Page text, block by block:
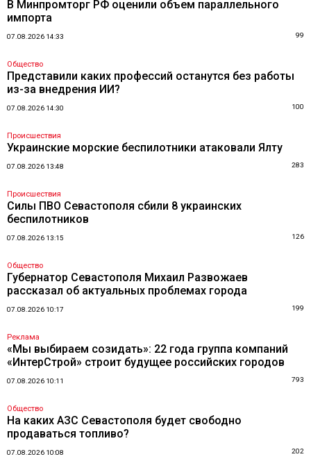
В Минпромторг РФ оценили объем параллельного
импорта
07.08.2026 14:33 99
Общество
Представили каких профессий останутся без работы
из-за внедрения ИИ?
07.08.2026 14:30 100
Происшествия
Украинские морские беспилотники атаковали Ялту
07.08.2026 13:48 283
Происшествия
Силы ПВО Севастополя сбили 8 украинских
беспилотников
07.08.2026 13:15 126
Общество
Губернатор Севастополя Михаил Развожаев
рассказал об актуальных проблемах города
07.08.2026 10:17 199
Реклама
«Мы выбираем созидать»: 22 года группа компаний
«ИнтерСтрой» строит будущее российских городов
07.08.2026 10:11 793
Общество
На каких АЗС Севастополя будет свободно
продаваться топливо?
07.08.2026 10:08 202